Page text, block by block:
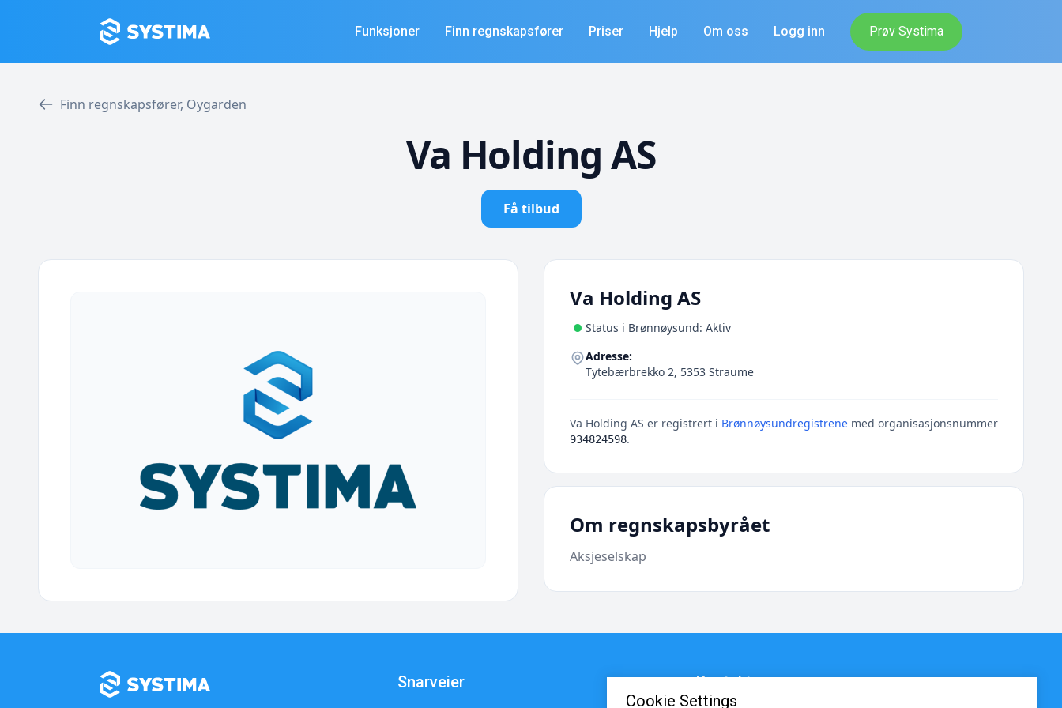
Funksjoner Finn regnskapsfører Priser Hjelp Om oss Logg inn Prøv Systima
Finn regnskapsfører, Oygarden
Va Holding AS
Få tilbud
Va Holding AS
Status i Brønnøysund: Aktiv
Adresse:
Tytebærbrekko 2, 5353 Straume
Va Holding AS er registrert i Brønnøysundregistrene med organisasjonsnummer
934824598.
Om regnskapsbyrået
Aksjeselskap
Cookie Settings
Snarveier Kontakt